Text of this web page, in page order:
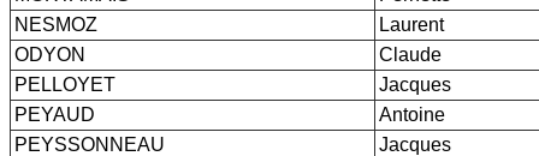
NESMOZ
Laurent
ODYON
Claude
PELLOYET
Jacques
PEYAUD
Antoine
PEYSSONNEAU
Jacques